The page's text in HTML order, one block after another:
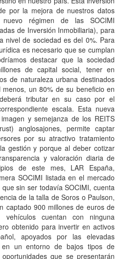
por la mejora de nuestros datos
nuevo régimen de las SOCIMI
de Inversión Inmobiliaria), para
nivel de sociedad es del 0%. Para
es necesario que se cumplan
destacar que la sociedad
de capital social, tener en
de naturaleza urbana destinados
un 80% de su beneficio en
tributar en su caso por el
escala. Esta nueva
y semejanza de los REITS
anglosajones, permite captar
por su atractivo tratamiento
gestión y porque al deber cotizar
y valoración diaria de
de este mes, LAR España,
SOCIMI listada en el mercado
sin ser todavía SOCIMI, cuenta
de la talla de Soros o Paulson,
captado 900 millones de euros de
cuentan con ninguna
obtenido para invertir en activos
apoyados por las elevadas
en un entorno de bajos tipos de
que se presentarán